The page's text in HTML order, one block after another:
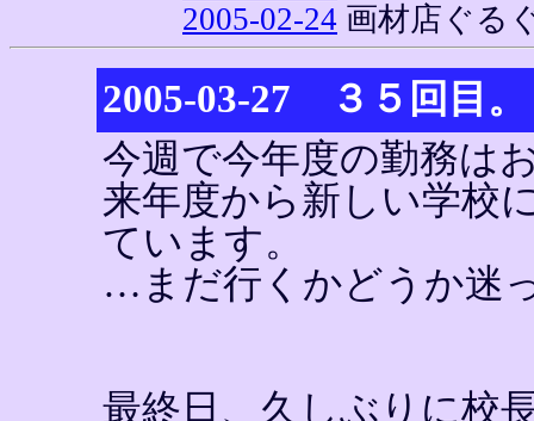
2005-02-24 画材店ぐる
2005-03-27 ３５回目。
今週で今年度の勤務は
来年度から新しい学校
ています。
…まだ行くかどうか迷
最終日、久しぶりに校